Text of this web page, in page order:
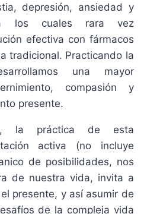
depresión, ansiedad y
los cuales rara vez
efectiva con fármacos
tradicional. Practicando la
una mayor
compasión y
presente.
la práctica de esta
activa (no incluye
de posibilidades, nos
de nuestra vida, invita a
presente, y así asumir de
de la compleja vida